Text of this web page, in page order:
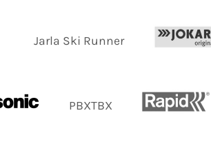
Jarla Ski Runner
PBXTBX